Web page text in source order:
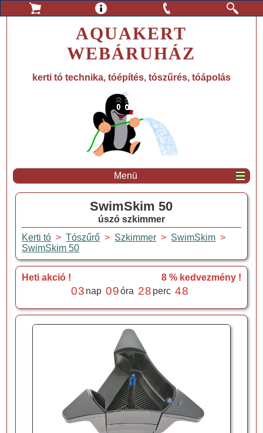
AQUAKERT
WEBÁRUHÁZ
kerti tó technika, tóépítés, tószűrés, tóápolás
Menü
SwimSkim 50
úszó szkimmer
Kerti tó >Tószűrő > Szkimmer > SwimSkim >
SwimSkim 50
Heti akció ! 8 % kedvezmény !
03 nap 09óra 28 perc 47